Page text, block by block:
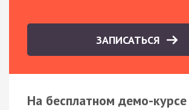
ЗАПИСАТЬСЯ
На бесплатном демо-